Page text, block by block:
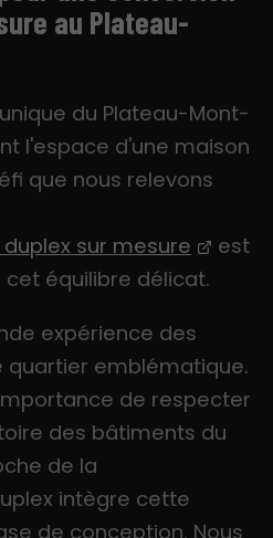
au Plateau-
du Plateau-Mont-
l'espace d'une maison
que nous relevons
sur mesure
est
équilibre délicat.
expérience des
quartier emblématique.
de respecter
des bâtiments du
de la
intègre cette
de conception. Nous